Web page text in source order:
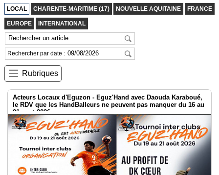
TvLocale
France
Accueil
RUBRIQUES
Agenda
Gazette
Vidéos
Médias
Prémium
LOCAL CHARENTE-MARITIME (17) NOUVELLE AQUITAINE FRANCE
EUROPE INTERNATIONAL
Rechercher par date :
Rubriques
Acteurs Locaux d'Eguzon - Eguz'Hand avec Daouda Karaboué,
le RDV que les HandBalleurs ne peuvent pas manquer du 16 au
21 aout 2026